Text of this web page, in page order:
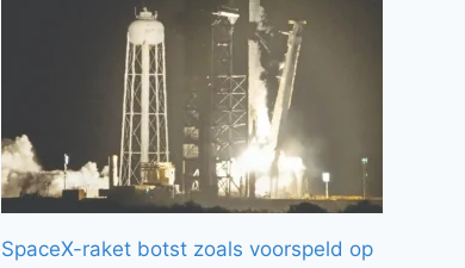
SpaceX-raket botst zoals voorspeld op